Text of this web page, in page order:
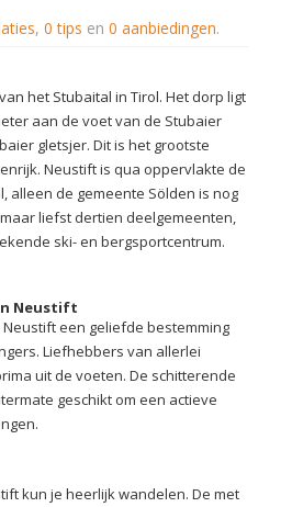
, 0 tips en 0 aanbiedingen.
het Stubaital in Tirol. Het dorp ligt
aan de voet van de Stubaier
gletsjer. Dit is het grootste
Neustift is qua oppervlakte de
alleen de gemeente Sölden is nog
liefst dertien deelgemeenten,
ski- en bergsportcentrum.
Neustift
een geliefde bestemming
Liefhebbers van allerlei
uit de voeten. De schitterende
geschikt om een actieve
kun je heerlijk wandelen. De met